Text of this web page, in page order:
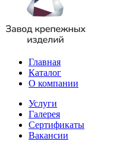
Главная
Каталог
О компании
Услуги
Галерея
Сертификаты
Вакансии